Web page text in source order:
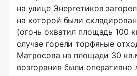
на улице Энергетиков
на которой были
(огонь охватил площадь 100
случае горели торфяные
Матросова на площади 30
возгорания были оперативно